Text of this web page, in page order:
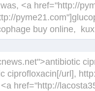
<a href="http://
buy online,
ciprofloxacin[/url],
href="http://